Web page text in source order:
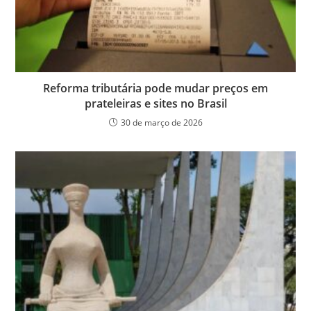
Reforma tributária pode mudar preços em
prateleiras e sites no Brasil
30 de março de 2026